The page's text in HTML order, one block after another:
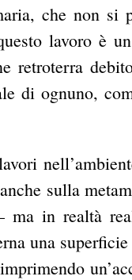
che non si
lavoro è
retroterra
di ognuno,
sulla
ma in realtà
una